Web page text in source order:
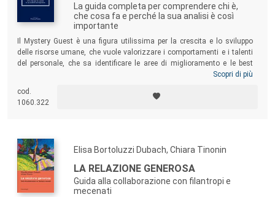
La guida completa per comprendere chi è,
che cosa fa e perché la sua analisi è così
importante
Il Mystery Guest è una figura utilissima per la crescita e lo sviluppo
delle risorse umane, che vuole valorizzare i comportamenti e i talenti
del personale, che sa identificare le aree di miglioramento e le best
practice, che genera consapevolezza aiutando a comprendere
aspetti che caratterizzano questa figura professionale, fornendo un
vero e proprio
Scopri di più
cod.
1060.322
Elisa Bortoluzzi Dubach, Chiara Tinonin
LA RELAZIONE GENEROSA
Guida alla collaborazione con filantropi e
mecenati